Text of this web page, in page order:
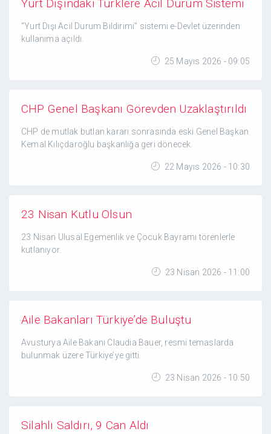
Yurt Dışındaki Türklere Acil Durum Sistemi
“Yurt Dışı Acil Durum Bildirimi” sistemi e-Devlet üzerinden
kullanıma açıldı.
25 Mayıs 2026 - 09:05
CHP Genel Başkanı Görevden Uzaklaştırıldı
CHP de mutlak butlan kararı sonrasında eski Genel Başkan
Kemal Kılıçdaroğlu başkanlığa geri dönecek.
22 Mayıs 2026 - 10:30
23 Nisan Kutlu Olsun
23 Nisan Ulusal Egemenlik ve Çocuk Bayramı törenlerle
kutlanıyor.
23 Nisan 2026 - 11:00
Aile Bakanları Türkiye’de Buluştu
Avusturya Aile Bakanı Claudia Bauer, resmi temaslarda
bulunmak üzere Türkiye’ye gitti.
23 Nisan 2026 - 10:50
Silahlı Saldırı, 9 Can Aldı